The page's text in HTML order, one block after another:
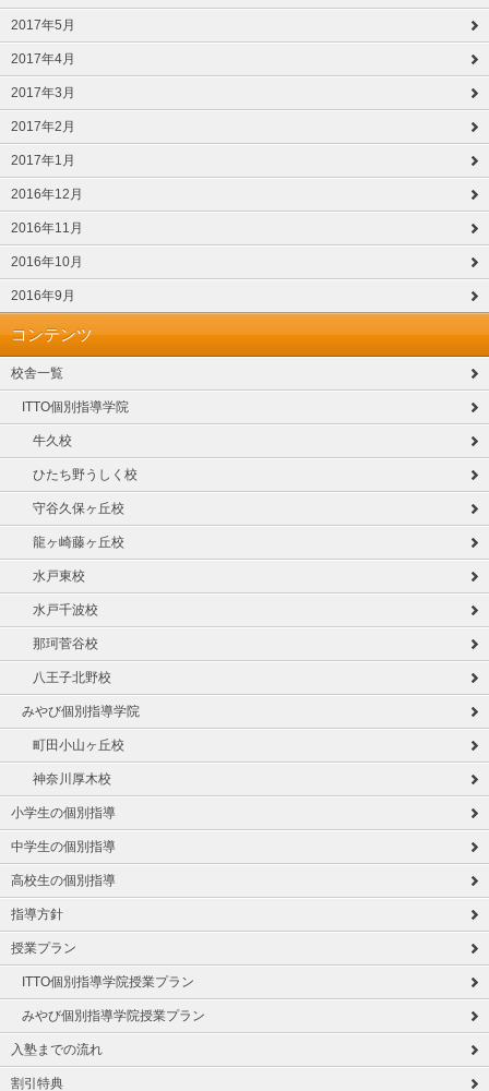
2017年5月
2017年4月
2017年3月
2017年2月
2017年1月
2016年12月
2016年11月
2016年10月
2016年9月
コンテンツ
校舎一覧
ITTO個別指導学院
牛久校
ひたち野うしく校
守谷久保ヶ丘校
龍ヶ崎藤ヶ丘校
水戸東校
水戸千波校
那珂菅谷校
八王子北野校
みやび個別指導学院
町田小山ヶ丘校
神奈川厚木校
小学生の個別指導
中学生の個別指導
高校生の個別指導
指導方針
授業プラン
ITTO個別指導学院授業プラン
みやび個別指導学院授業プラン
入塾までの流れ
割引特典